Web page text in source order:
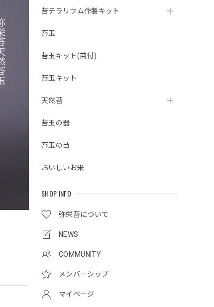
苔テラリウム作製キット
苔玉
苔玉キット(苗付)
苔玉キット
天然苔
苔玉の器
苔玉の苗
おいしいお米
SHOP INFO
弥栄苔について
NEWS
COMMUNITY
メンバーシップ
マイページ